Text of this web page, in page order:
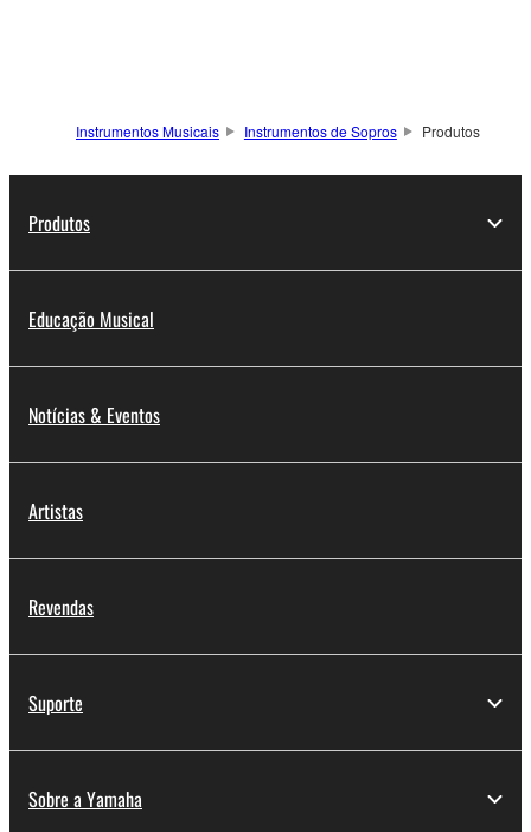
Instrumentos Musicais Instrumentos de Sopros Produtos
Produtos
Educação Musical
Notícias & Eventos
Artistas
Revendas
Suporte
Sobre a Yamaha